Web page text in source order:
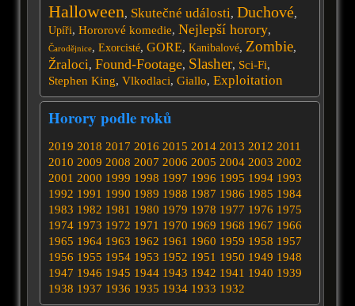
Halloween, Skutečné události, Duchové,
Upíři, Hororové komedie, Nejlepší horory,
Čarodějnice, Exorcisté, GORE, Kanibalové, Zombie,
Žraloci, Found-Footage, Slasher, Sci-Fi,
Stephen King, Vlkodlaci, Giallo, Exploitation
Horory podle roků
2019 2018 2017 2016 2015 2014 2013 2012 2011
2010 2009 2008 2007 2006 2005 2004 2003 2002
2001 2000 1999 1998 1997 1996 1995 1994 1993
1992 1991 1990 1989 1988 1987 1986 1985 1984
1983 1982 1981 1980 1979 1978 1977 1976 1975
1974 1973 1972 1971 1970 1969 1968 1967 1966
1965 1964 1963 1962 1961 1960 1959 1958 1957
1956 1955 1954 1953 1952 1951 1950 1949 1948
1947 1946 1945 1944 1943 1942 1941 1940 1939
1938 1937 1936 1935 1934 1933 1932